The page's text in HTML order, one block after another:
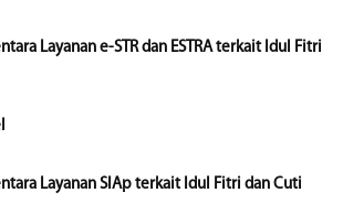
Layanan e-STR dan ESTRA terkait Idul Fitri
Layanan SIAp terkait Idul Fitri dan Cuti